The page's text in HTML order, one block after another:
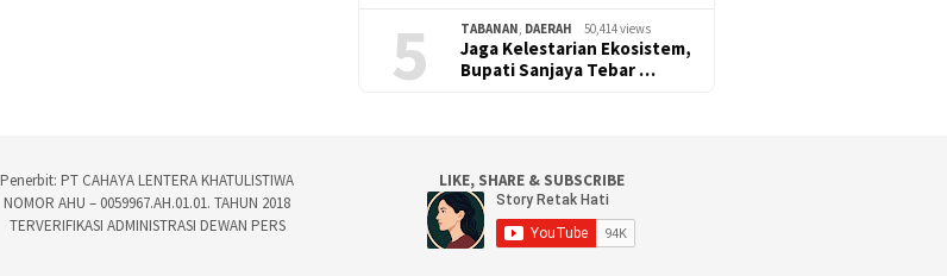
5 TABANAN, DAERAH 50,414 views
Jaga Kelestarian Ekosistem,
Bupati Sanjaya Tebar …
Penerbit: PT CAHAYA LENTERA KHATULISTIWA
NOMOR AHU – 0059967.AH.01.01. TAHUN 2018
TERVERIFIKASI ADMINISTRASI DEWAN PERS
LIKE, SHARE & SUBSCRIBE